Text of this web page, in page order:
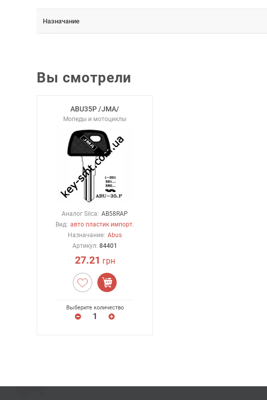
Назначание
Вы смотрели
ABU35P /JMA/
Мопеды и мотоциклы
Аналог Silca: AB58RAP
Вид: авто пластик импорт.
Назначание: Abus
Артикул: 84401
27.21 грн
Выберите количество